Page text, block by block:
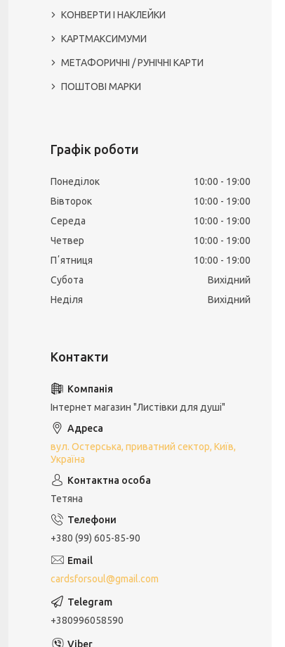
КОНВЕРТИ І НАКЛЕЙКИ
КАРТМАКСИМУМИ
МЕТАФОРИЧНІ / РУНІЧНІ КАРТИ
ПОШТОВІ МАРКИ
Графік роботи
Понеділок 10:00
19:00
Вівторок
10:00
19:00
Середа
10:00
19:00
Четвер
10:00
19:00
Пʼятниця
10:00
19:00
Субота
Вихідний
Неділя
Вихідний
Інтернет магазин "Листівки для душі"
вул. Остерська, приватний сектор, Київ,
Україна
Тетяна
+380 (99) 605-85-90
cardsforsoul@gmail.com
+380996058590